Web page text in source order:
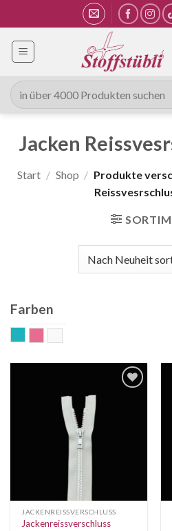
Inhalt
springen
Suche
nach:
Jacken
Start / Shop / Produkte
Farben
Wunschliste
JACKENREISSVERSCHLUSS
Jackenreissverschluss